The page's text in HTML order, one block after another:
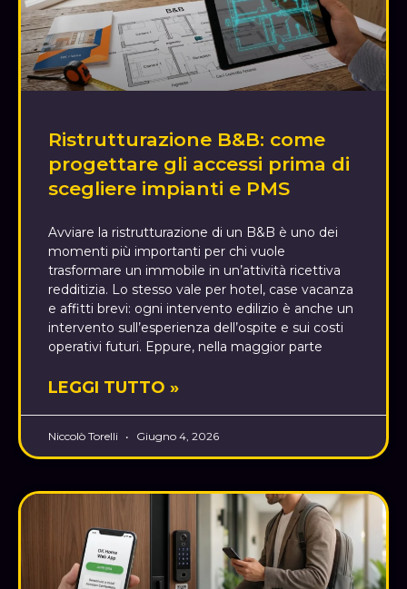
Ristrutturazione B&B: come
progettare gli accessi prima di
scegliere impianti e PMS
Avviare la ristrutturazione di un B&B è uno dei
momenti più importanti per chi vuole
trasformare un immobile in un’attività ricettiva
redditizia. Lo stesso vale per hotel, case vacanza
e affitti brevi: ogni intervento edilizio è anche un
intervento sull’esperienza dell’ospite e sui costi
operativi futuri. Eppure, nella maggior parte
LEGGI TUTTO »
Niccolò Torelli Giugno 4, 2026